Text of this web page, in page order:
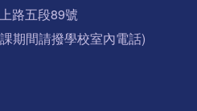
路五段89號
期間請撥學校室內電話)